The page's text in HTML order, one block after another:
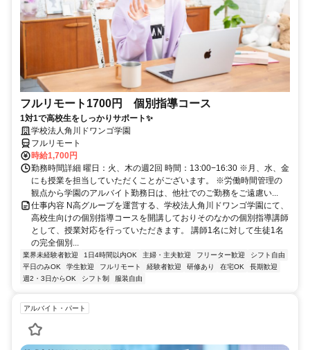
フルリモート1700円 個別指導コース
1対1で高校生をしっかりサポート✨
学校法人角川ドワンゴ学園
フルリモート
時給1,700円
勤務時間詳細 曜日：火、木の週2回 時間：13:00−16:30 ※月、水、金
にも授業を担当していただくことがございます。 ※労働時間管理の
観点から学園のアルバイト勤務日は、他社でのご勤務をご遠慮い...
仕事内容 N高グループを運営する、学校法人角川ドワンゴ学園にて、
高校生向けの個別指導コースを開講しておりそのなかの個別指導講師
として、授業対応を行っていただきます。 講師1名に対して生徒1名
の完全個別...
業界未経験者歓迎 1日4時間以内OK 主婦・主夫歓迎 フリーター歓迎
シフト自由
平日のみOK
学生歓迎 フルリモート 経験者歓迎 研修あり 在宅OK
長期歓迎
週2・3日からOK
シフト制 服装自由
アルバイト・パート